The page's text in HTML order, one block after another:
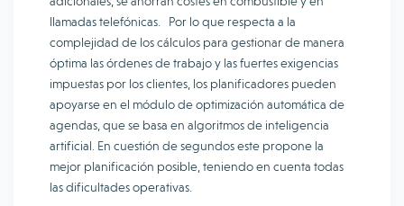
llamadas telefónicas. Por lo que respecta a la
complejidad de los cálculos para gestionar de manera
óptima las órdenes de trabajo y las fuertes exigencias
impuestas por los clientes, los planificadores pueden
apoyarse en el módulo de optimización automática de
agendas, que se basa en algoritmos de inteligencia
artificial. En cuestión de segundos este propone la
mejor planificación posible, teniendo en cuenta todas
las dificultades operativas.